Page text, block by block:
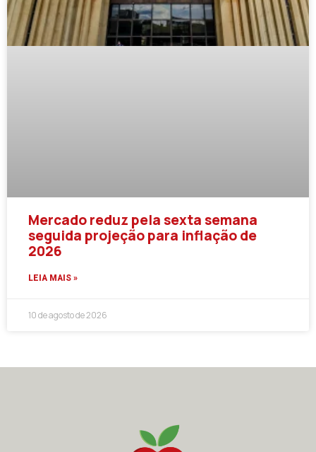
Mercado reduz pela sexta semana
seguida projeção para inflação de
2026
LEIA MAIS »
10 de agosto de 2026